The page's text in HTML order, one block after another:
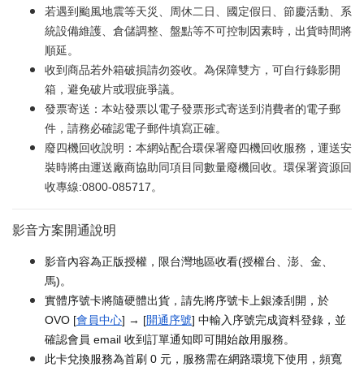
若遇到颱風地震等天災、周休二日、國定假日、節慶活動、系
統設備維護、倉儲調整、盤點等不可控制因素時，出貨時間將
順延。
收到商品若外箱破損請勿簽收。為保障雙方，可自行錄影開
箱，避免破片或瑕疵爭議。
發票寄送：本站發票以電子發票形式寄送到消費者的電子郵
件，請務必確認電子郵件填寫正確。
廢四機回收說明：本網站配合環保署廢四機回收服務，運送安
裝時將由運送廠商協助同項目同數量廢機回收。環保署資源回
收專線:0800-085717。
影音方案開通說明
影音內容為正版授權，限台灣地區收看(授權台、澎、金、
馬)。
實體序號卡將隨硬體出貨，請先將序號卡上銀漆刮開，於
OVO [會員中心] → [開通序號] 中輸入序號完成資料登錄，並
確認會員 email 收到訂單通知即可開始啟用服務。
此卡兌換服務為首刷 0 元，服務需在網路環境下使用，頻寬